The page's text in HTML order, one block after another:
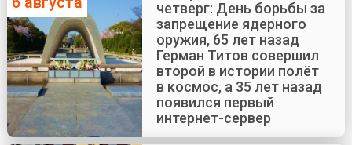
четверг: День борьбы за
запрещение ядерного
оружия, 65 лет назад
Герман Титов совершил
второй в истории полёт
в космос, а 35 лет назад
появился первый
интернет-сервер